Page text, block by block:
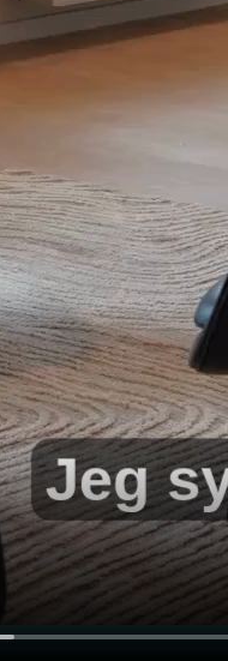
enheder